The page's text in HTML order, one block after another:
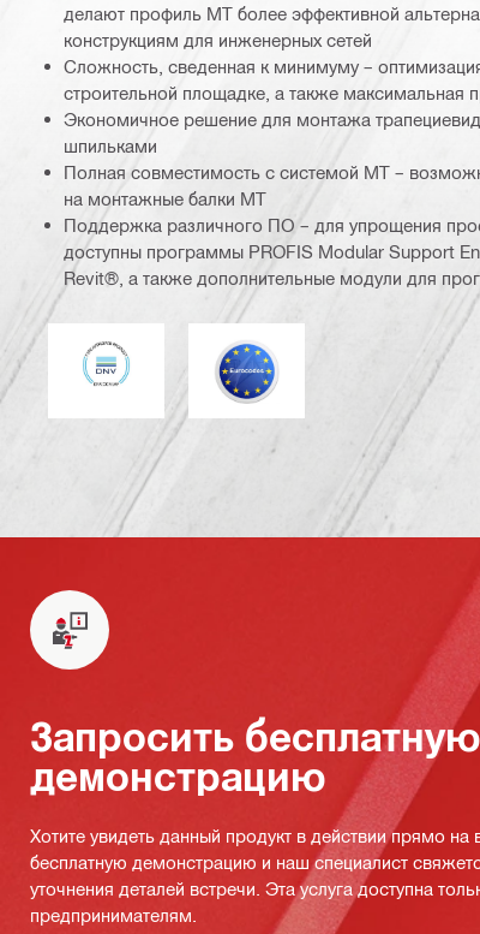
делают профиль MT более эффективной
конструкциям для инженерных сетей
Сложность, сведенная к минимуму –
строительной площадке, а также максимальная
Экономичное решение для монтажа
шпильками
Полная совместимость с системой MT –
на монтажные балки MT
Поддержка различного ПО – для упрощения
доступны программы PROFIS Modular Support
Revit®, а также дополнительные модули для
DNV Еврокод
Запросить бесплатную
демонстрацию
Хотите увидеть данный продукт в действии прямо
бесплатную демонстрацию и наш специалист
уточнения деталей встречи. Эта услуга доступна
предпринимателям.